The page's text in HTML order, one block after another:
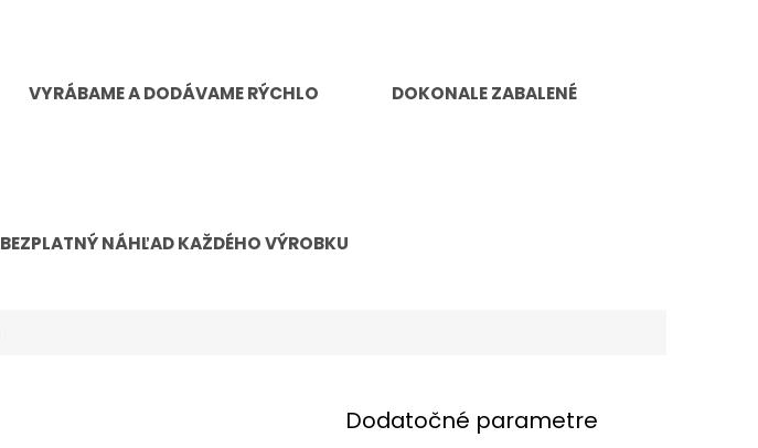
VYRÁBAME A DODÁVAME RÝCHLO DOKONALE ZABALENÉ
BEZPLATNÝ NÁHĽAD KAŽDÉHO VÝROBKU
Dodatočné parametre